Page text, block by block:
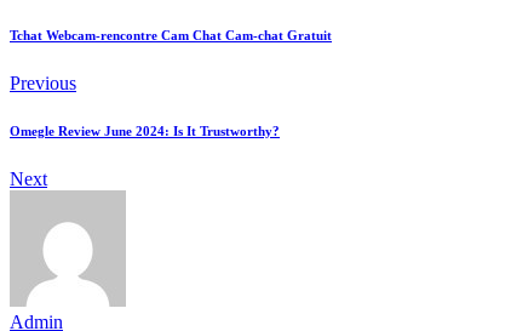
Tchat Webcam-rencontre Cam Chat Cam-chat Gratuit
Previous
Omegle Review June 2024: Is It Trustworthy?
Next
Admin